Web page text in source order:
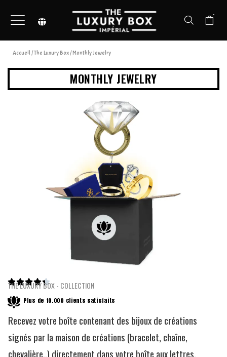
-
Accueil /The Luxury Box/ Monthly Jewelry
MONTHLY JEWELRY

THE LUXURY BOX - COLLECTION
Plus de 10.000 clients satisfaits
Recevez votre boîte contenant des bijoux de créations
signés par la maison de créations (bracelet, chaîne,
chevalière..) directement dans votre boîte aux lettres,